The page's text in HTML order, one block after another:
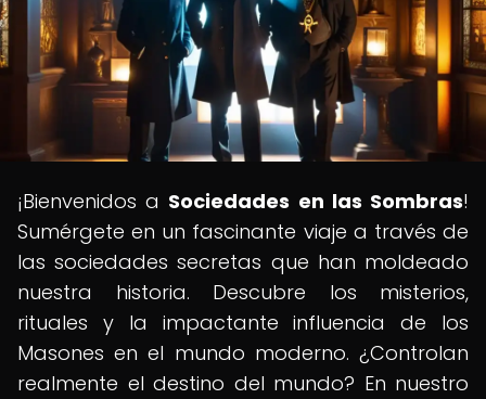
¡Bienvenidos a Sociedades en las Sombras!
Sumérgete en un fascinante viaje a través de
las sociedades secretas que han moldeado
nuestra historia. Descubre los misterios,
rituales y la impactante influencia de los
Masones en el mundo moderno. ¿Controlan
realmente el destino del mundo? En nuestro